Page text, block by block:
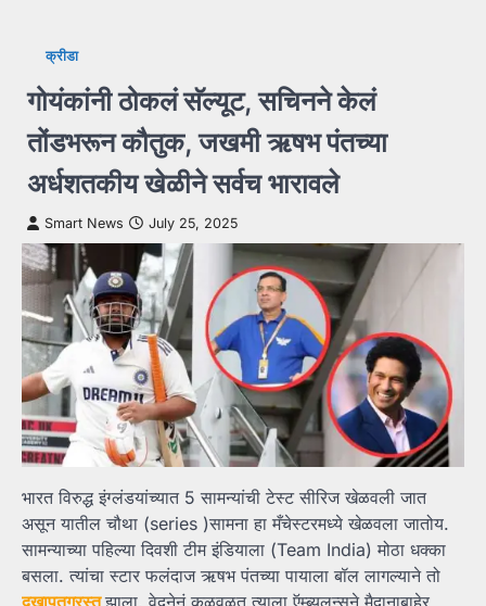
क्रीडा
गोयंकांनी ठोकलं सॅल्यूट, सचिनने केलं
तोंडभरून कौतुक, जखमी ऋषभ पंतच्या
अर्धशतकीय खेळीने सर्वच भारावले
Smart News July 25, 2025
भारत विरुद्ध इंग्लंडयांच्यात 5 सामन्यांची टेस्ट सीरिज खेळवली जात
असून यातील चौथा (series )सामना हा मँचेस्टरमध्ये खेळवला जातोय.
सामन्याच्या पहिल्या दिवशी टीम इंडियाला (Team India) मोठा धक्का
बसला. त्यांचा स्टार फलंदाज ऋषभ पंतच्या पायाला बॉल लागल्याने तो
दुखापतग्रस्त झाला. वेदनेनं कळवळत त्याला ऍम्ब्युलन्सने मैदानाबाहेर